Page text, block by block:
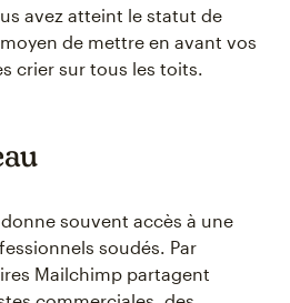
avez atteint le statut de
de mettre en avant vos
crier sur tous les toits.
souvent accès à une
soudés. Par
Mailchimp partagent